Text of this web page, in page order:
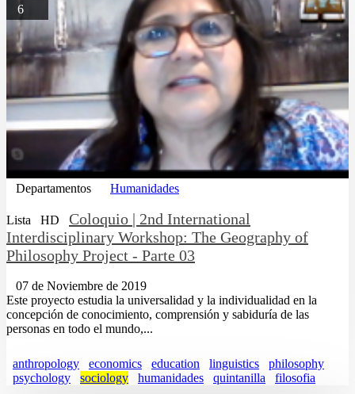
6
Departamentos Humanidades
Lista HD
Coloquio | 2nd International
Interdisciplinary Workshop: The Geography of
Philosophy Project - Parte 03
07 de Noviembre de 2019
Este proyecto estudia la universalidad y la individualidad en la
concepción de conocimiento, comprensión y sabiduría de las
personas en todo el mundo,...
anthropology economics education linguistics
philosophy
psychology
sociology humanidades quintanilla filosofia